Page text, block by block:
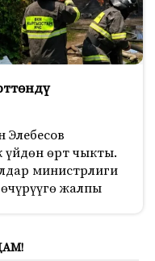
Элебесов
үйдөн өрт чыкты.
министрлиги
жалпы